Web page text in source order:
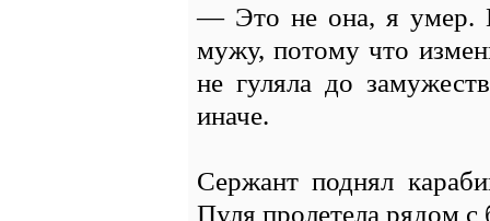
— Это не она, я умер.
мужу, потому что
не гуляла до
иначе.
Сержант поднял
Пуля пролетела рядом с